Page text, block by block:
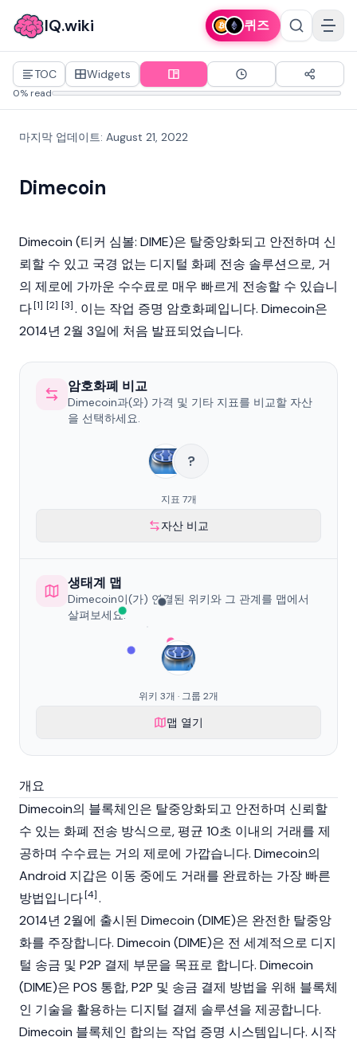
IQ.wiki 퀴즈
TOC Widgets
0% read
마지막 업데이트: August 21, 2022
Dimecoin
Dimecoin (티커 심볼: DIME)은 탈중앙화되고 안전하며 신
뢰할 수 있고 국경 없는 디지털 화폐 전송 솔루션으로, 거
의 제로에 가까운 수수료로 매우 빠르게 전송할 수 있습니
다[1] [2] [3]. 이는 작업 증명 암호화폐입니다. Dimecoin은
2014년 2월 3일에 처음 발표되었습니다.
암호화폐 비교
Dimecoin과(와) 가격 및 기타 지표를 비교할 자산
을 선택하세요.
?
지표 7개
자산 비교
생태계 맵
Dimecoin이(가) 연결된 위키와 그 관계를 맵에서
살펴보세요.
위키 3개 · 그룹 2개
맵 열기
개요
Dimecoin의 블록체인은 탈중앙화되고 안전하며 신뢰할
수 있는 화폐 전송 방식으로, 평균 10초 이내의 거래를 제
공하며 수수료는 거의 제로에 가깝습니다. Dimecoin의
Android 지갑은 이동 중에도 거래를 완료하는 가장 빠른
방법입니다[4].
2014년 2월에 출시된 Dimecoin (DIME)은 완전한 탈중앙
화를 주장합니다. Dimecoin (DIME)은 전 세계적으로 디지
털 송금 및 P2P 결제 부문을 목표로 합니다. Dimecoin
(DIME)은 POS 통합, P2P 및 송금 결제 방법을 위해 블록체
인 기술을 활용하는 디지털 결제 솔루션을 제공합니다.
Dimecoin 블록체인 합의는 작업 증명 시스템입니다. 시작